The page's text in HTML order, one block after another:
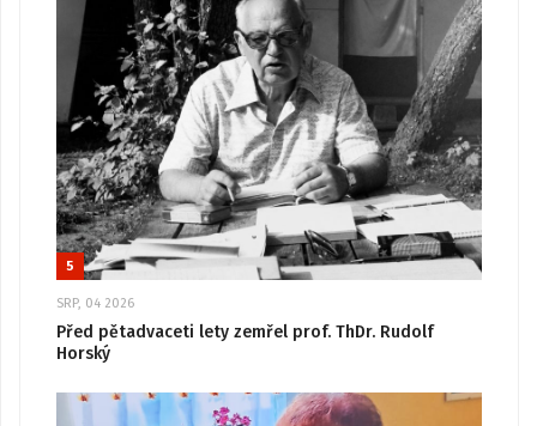
5
SRP, 04 2026
Před pětadvaceti lety zemřel prof. ThDr. Rudolf
Horský